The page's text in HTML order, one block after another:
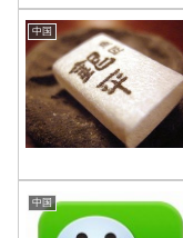
中国
中国